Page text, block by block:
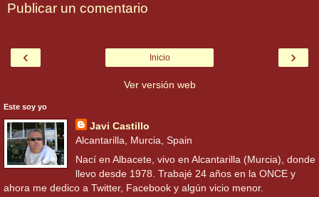
Publicar un comentario
‹ ›
Inicio
Ver versión web
Este soy yo
Javi Castillo
Alcantarilla, Murcia, Spain
Nací en Albacete, vivo en Alcantarilla (Murcia), donde
llevo desde 1978. Trabajé 24 años en la ONCE y
ahora me dedico a Twitter, Facebook y algún vicio menor.